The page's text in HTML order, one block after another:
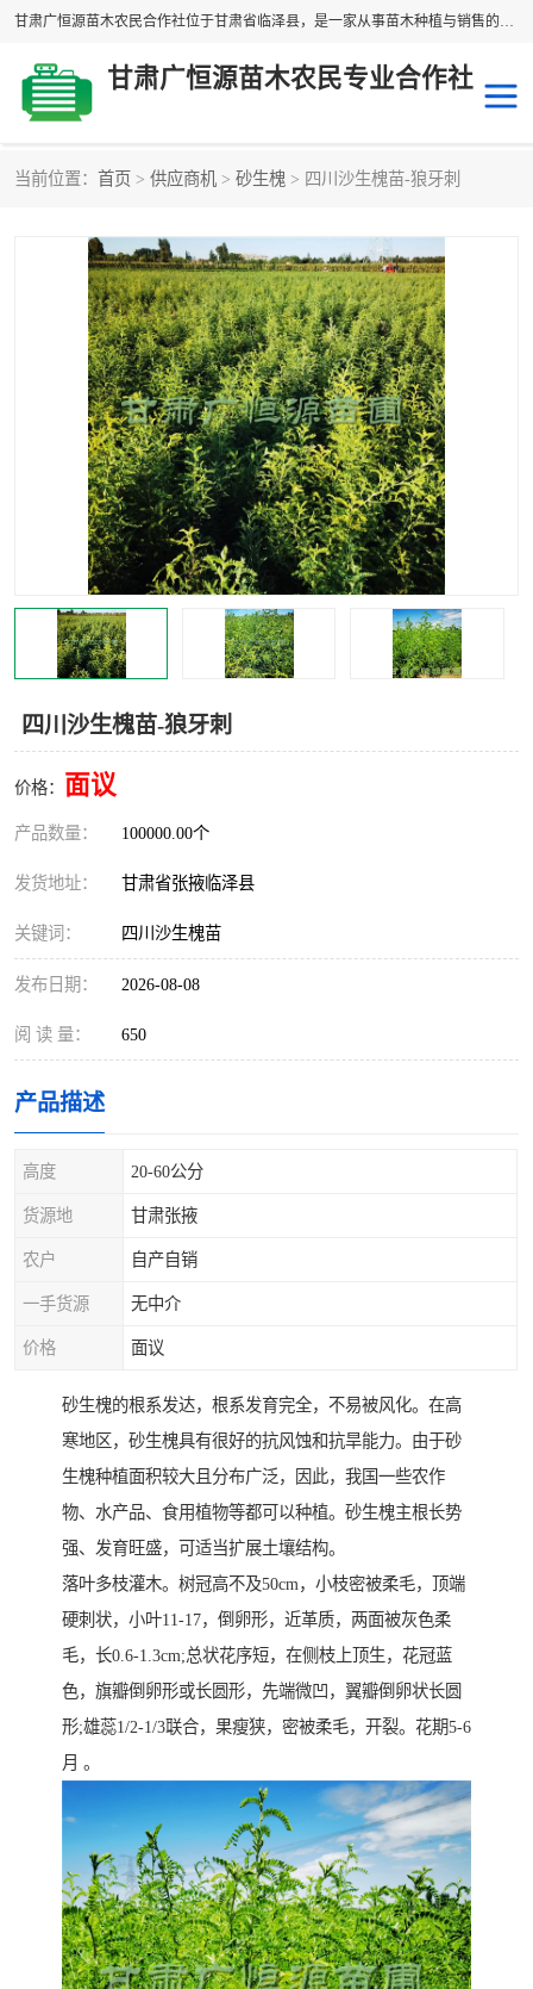
甘肃广恒源苗木农民合作社位于甘肃省临泽县，是一家从事苗木种植与销售的农民合作组织，合作社拥有苗木基地1500多亩，种植苗木品种40多个，年产各类苗木2000多万株。主营：白刺苗、红柳苗、梭梭苗等，我们以“种植一流的苗子，诚信经营”的经营理念，竭诚为每一位客户做优质的服务，欢迎来电咨询！
甘肃广恒源苗木农民专业合作社
当前位置： 首页 > 供应商机 > 砂生槐 > 四川沙生槐苗-狼牙刺
四川沙生槐苗-狼牙刺
价格： 面议
产品数量： 100000.00个
发货地址： 甘肃省张掖临泽县
关键词： 四川沙生槐苗
发布日期： 2026-08-08
阅 读 量： 650
产品描述
高度 20-60公分
货源地 甘肃张掖
农户 自产自销
一手货源 无中介
价格 面议
砂生槐的根系发达，根系发育完全，不易被风化。在高
寒地区，砂生槐具有很好的抗风蚀和抗旱能力。由于砂
生槐种植面积较大且分布广泛，因此，我国一些农作
物、水产品、食用植物等都可以种植。砂生槐主根长势
强、发育旺盛，可适当扩展土壤结构。
落叶多枝灌木。树冠高不及50cm，小枝密被柔毛，顶端
硬刺状，小叶11-17，倒卵形，近革质，两面被灰色柔
毛，长0.6-1.3cm;总状花序短，在侧枝上顶生，花冠蓝
色，旗瓣倒卵形或长圆形，先端微凹，翼瓣倒卵状长圆
形;雄蕊1/2-1/3联合，果瘦狭，密被柔毛，开裂。花期5-6
月 。
圆冠榆 柠条
白刺苗
沙枣树 红柳苗
沙棘苗 柽柳苗
砂生槐 四翅滨藜